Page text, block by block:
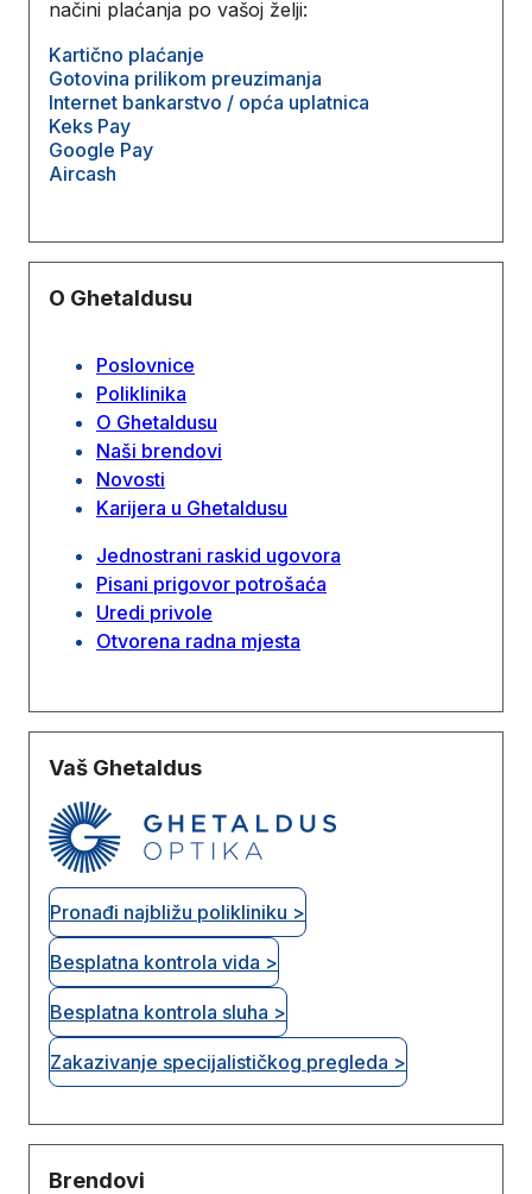
načini plaćanja po vašoj želji:
Kartično plaćanje
Gotovina prilikom preuzimanja
Internet bankarstvo / opća uplatnica
Keks Pay
Google Pay
Aircash
O Ghetaldusu
Poslovnice
Poliklinika
O Ghetaldusu
Naši brendovi
Novosti
Karijera u Ghetaldusu
Jednostrani raskid ugovora
Pisani prigovor potrošaća
Uredi privole
Otvorena radna mjesta
Vaš Ghetaldus
Pronađi najbližu polikliniku >
Besplatna kontrola vida >
Besplatna kontrola sluha >
Zakazivanje specijalističkog pregleda >
Brendovi